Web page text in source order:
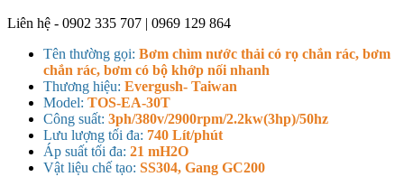
Liên hệ - 0902 335 707 | 0969 129 864
Tên thường gọi: Bơm chìm nước thải có rọ chắn rác, bơm
chắn rác, bơm có bộ khớp nối nhanh
Thương hiệu: Evergush- Taiwan
Model: TOS-EA-30T
Công suất: 3ph/380v/2900rpm/2.2kw(3hp)/50hz
Lưu lượng tối đa: 740 Lít/phút
Áp suất tối đa: 21 mH2O
Vật liệu chế tạo: SS304, Gang GC200